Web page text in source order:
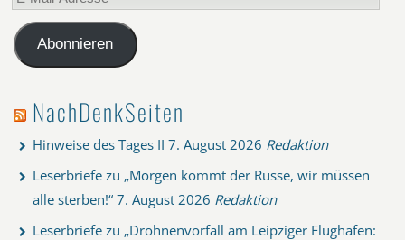
Mail-
AdresseAbonnieren
NachDenkSeiten
Hinweise des Tages II 7. August 2026 Redaktion
Leserbriefe zu „Morgen kommt der Russe, wir müssen
alle sterben!“ 7. August 2026 Redaktion
Leserbriefe zu „Drohnenvorfall am Leipziger Flughafen: